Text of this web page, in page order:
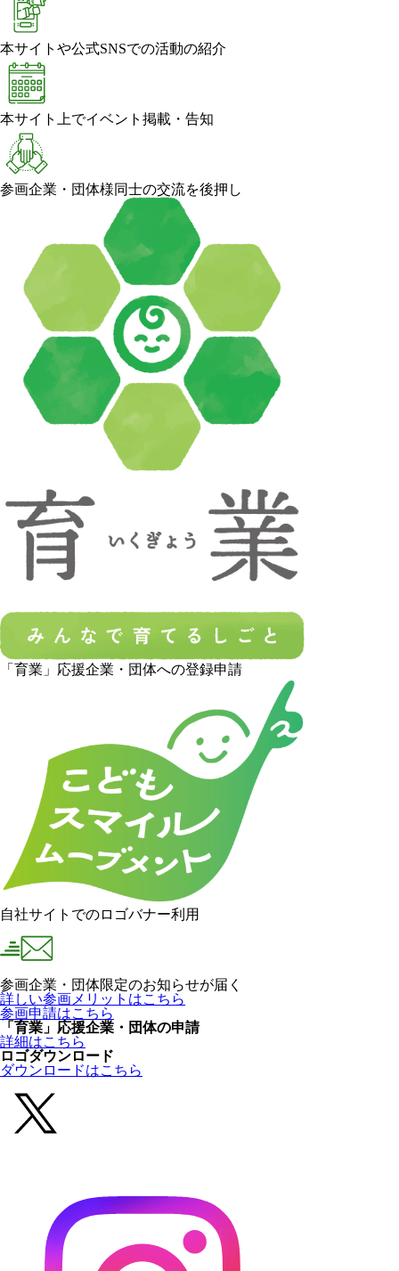
本サイトや公式SNSでの活動の紹介
本サイト上でイベント掲載・告知
参画企業・団体様同士の交流を後押し
「育業」応援企業・団体への登録申請
自社サイトでのロゴバナー利用
参画企業・団体限定のお知らせが届く
詳しい参画メリットはこちら
参画申請はこちら
「育業」応援企業・団体の申請
詳細はこちら
ロゴダウンロード
ダウンロードはこちら